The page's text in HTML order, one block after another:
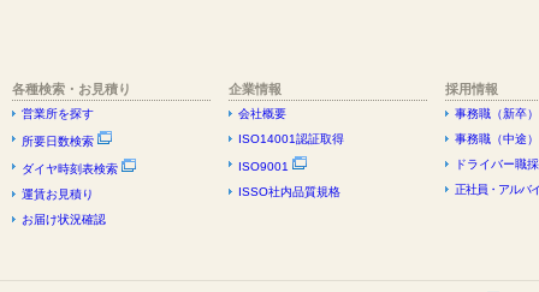
各種検索・お見積り
営業所を探す
所要日数検索
ダイヤ時刻表検索
運賃お見積り
お届け状況確認
企業情報
会社概要
ISO14001認証取得
ISO9001
ISSO社内品質規格
採用情報
事務職（新卒
事務職（中途
ドライバー職
正社員・アルバ